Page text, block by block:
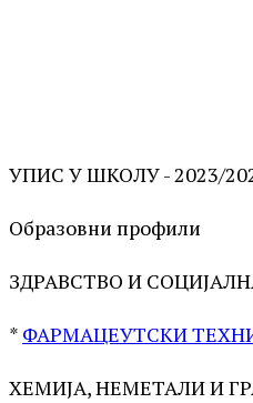
УПИС У ШКОЛУ - 2023/
Образовни профили
ЗДРАВСТВО И
* ФАРМАЦЕУТСКИ
ХЕМИЈА, НЕМЕТАЛИ И